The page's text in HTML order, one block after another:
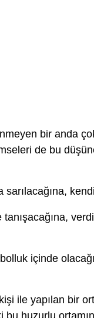
bir anda
de bu
sarılacağına,
tanışacağına,
içinde
ile yapılan bir
huzurlu